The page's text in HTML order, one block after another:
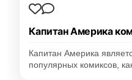
Капитан Америка
Капитан Америка
популярных комиксов,